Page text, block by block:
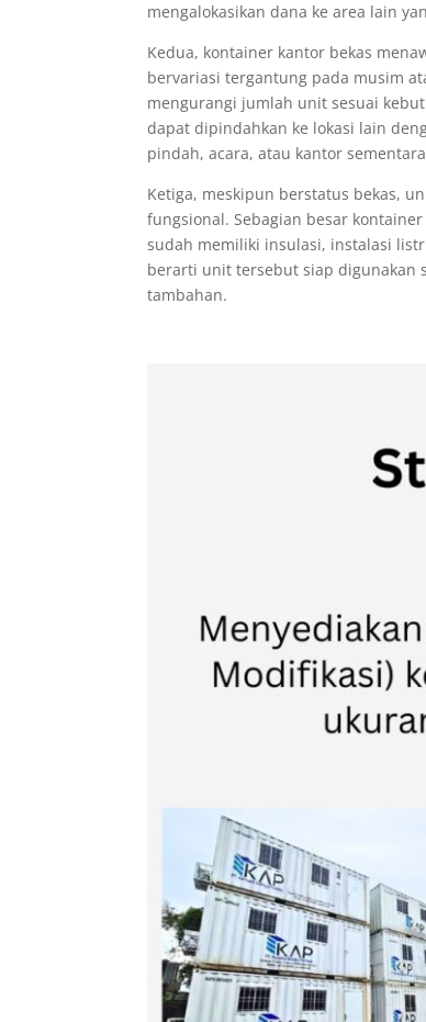
mengalokasikan dana ke area lain
Kedua, kontainer kantor bekas
bervariasi tergantung pada musim
mengurangi jumlah unit sesuai
dapat dipindahkan ke lokasi lain
pindah, acara, atau kantor
Ketiga, meskipun berstatus bekas,
fungsional. Sebagian besar
sudah memiliki insulasi, instalasi
berarti unit tersebut siap digunakan
tambahan.